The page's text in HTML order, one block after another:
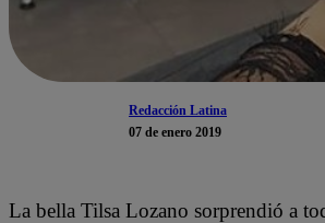
Redacción Latina
07 de enero 2019
La bella Tilsa Lozano sorprendió a